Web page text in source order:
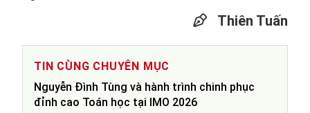
Thiên Tuấn
TIN CÙNG CHUYÊN MỤC
Nguyễn Đình Tùng và hành trình chinh phục
đỉnh cao Toán học tại IMO 2026